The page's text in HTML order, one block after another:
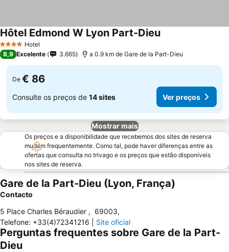
4 EstrelasHotel
Hôtel Edmond W Lyon Part-Dieu
8,9 Excelente 3.665 a 0.9 km de Gare de la Part-Dieu
De € 86
Consulte os preços de 14 sites Ver preços
Mostrar mais
Os preços e a disponibilidade que recebemos dos sites de reserva
mudam frequentemente. Como tal, pode haver diferenças entre as
ofertas que consulta no trivago e os preços que estão disponíveis
nos sites de reserva.
Gare de la Part-Dieu (Lyon, França)
Contacto
5 Place Charles Béraudier , 69003,
Telefone: +33(4)72341216 Site oficial
Perguntas frequentes sobre Gare de la Part-
Dieu